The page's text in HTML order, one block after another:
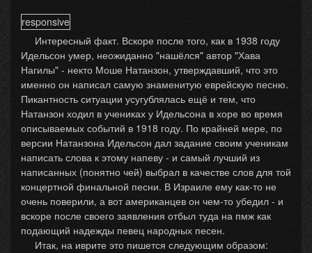
responsive
Интересный факт. Вскоре после того, как в 1938 году
Идельсон умер, неожиданно "нашёлся" автор "Хава
Нагилы" - некто Моше Натанзон, утверждавший, что это
именно он написал самую знаменитую еврейскую песню.
Пикантность ситуации усугублялась ещё и тем, что
Натанзон ходил в учениках у Идельсона в хоре во время
описываемых событий в 1918 году. По крайней мере, по
версии Натанзона Идельсон дал задание своим ученикам
написать слова к этому напеву - и самый лучший из
написанных (понятно чей) выбрал в качестве слов для той
концертной финальной песни. В Израиле ему как-то не
очень поверили, а вот американцев он чем-то убедил - и
вскоре после своего заявления отбыл туда на пмж как
подающий надежды певец народных песен.
Итак, на иврите это пишется следующим образом: